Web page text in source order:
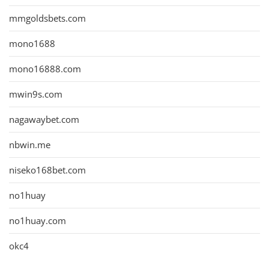
mmgoldsbets.com
mono1688
mono16888.com
mwin9s.com
nagawaybet.com
nbwin.me
niseko168bet.com
no1huay
no1huay.com
okc4